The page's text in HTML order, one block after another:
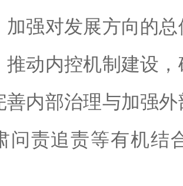
加强对发展方向的
推动内控机制建设
善内部治理与加强
问责追责等有机结